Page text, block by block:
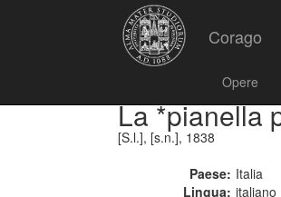
Corago
Opere
La *pianella
[S.l.], [s.n.], 1838
Paese: Italia
Lingua: italiano